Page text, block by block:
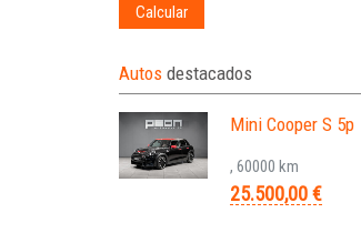
Calcular
Autos destacados
Mini Cooper S 5p
, 60000 km
25.500,00 €